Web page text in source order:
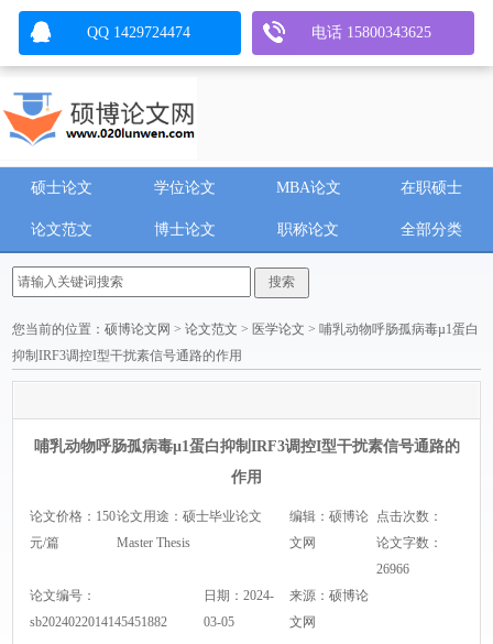
硕士论文 学位论文 MBA论文 在职硕士
论文范文 博士论文 职称论文 全部分类
您当前的位置：硕博论文网 >论文范文 > 医学论文 > 哺乳动物呼肠孤病毒µ1蛋白
抑制IRF3调控I型干扰素信号通路的作用
哺乳动物呼肠孤病毒µ1蛋白抑制IRF3调控I型干扰素信号通路的
作用
论文价格：150
元/篇
论文用途：硕士毕业论文
Master Thesis
编辑：硕博论
文网
点击次数：
论文字数：
26966
论文编号：
sb2024022014145451882
日期：2024-
03-05
来源：硕博论
文网
QQ 1429724474 电话 15800343625